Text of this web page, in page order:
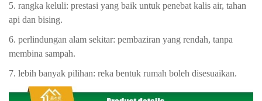
5. rangka keluli: prestasi yang baik untuk penebat kalis air, tahan
api dan bising.
6. perlindungan alam sekitar: pembaziran yang rendah, tanpa
membina sampah.
7. lebih banyak pilihan: reka bentuk rumah boleh disesuaikan.